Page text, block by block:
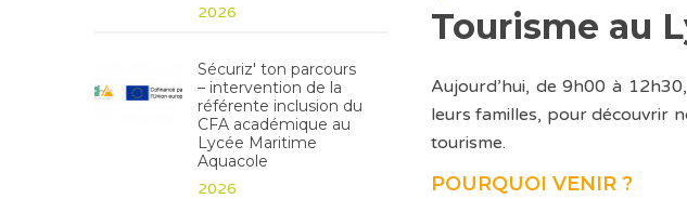
2026
Sécuriz' ton parcours
– intervention de la
référente inclusion du
CFA académique au
Lycée Maritime
Aquacole
2026
Tourisme au
Aujourd’hui, de 9h00 à
leurs familles, pour découvrir
tourisme.
POURQUOI VENIR ?